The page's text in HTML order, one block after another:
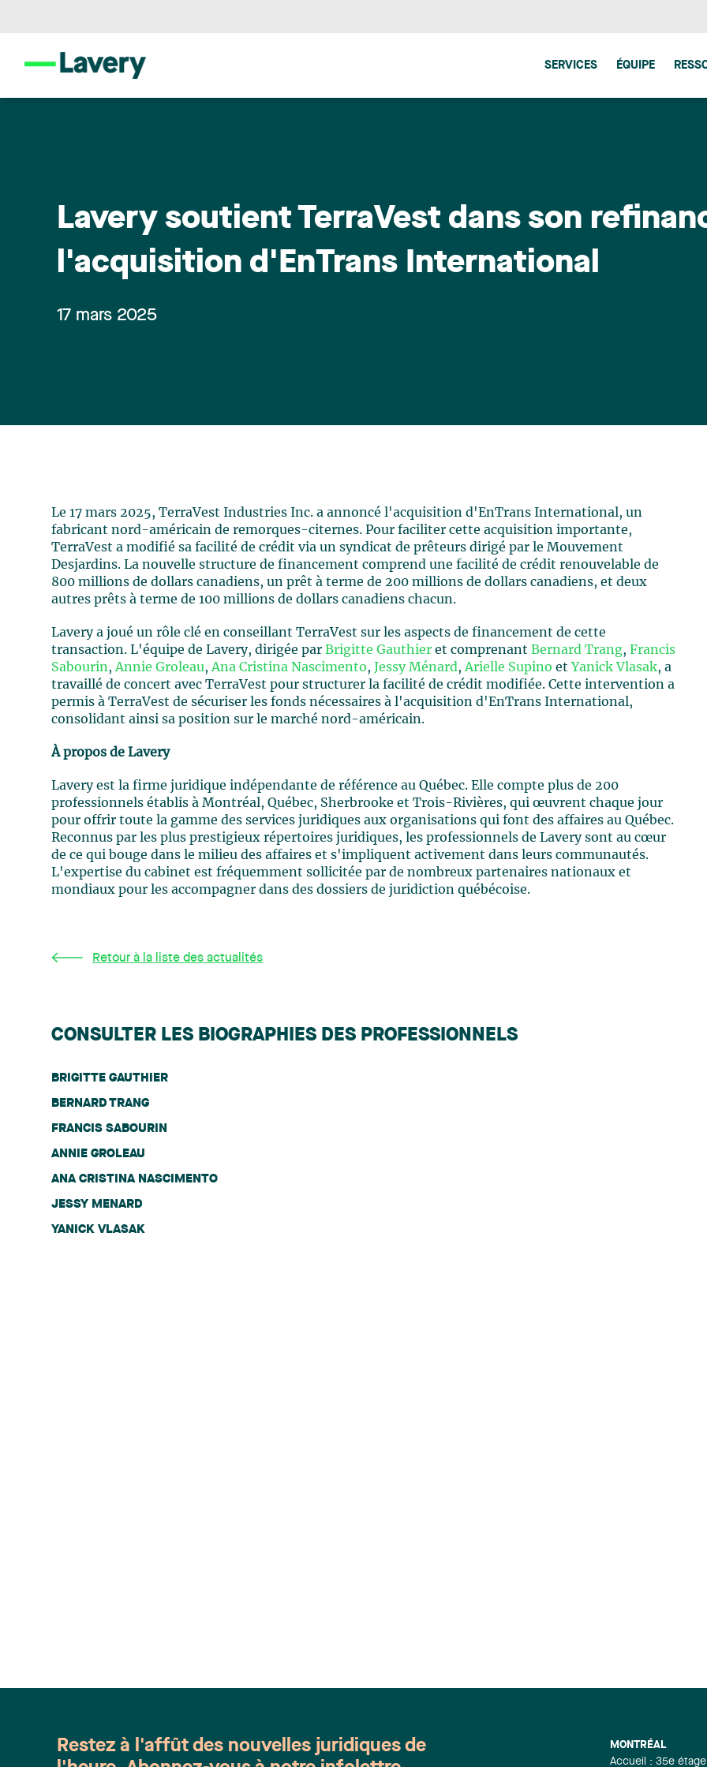
SERVICES ÉQUIPE
Lavery soutient TerraVest dans son
l'acquisition d'EnTrans International
17 mars 2025
Le 17 mars 2025, TerraVest Industries Inc. a annoncé l'acquisition d'EnTrans International, un
fabricant nord-américain de remorques-citernes. Pour faciliter cette acquisition importante,
TerraVest a modifié sa facilité de crédit via un syndicat de prêteurs dirigé par le Mouvement
Desjardins. La nouvelle structure de financement comprend une facilité de crédit renouvelable de
800 millions de dollars canadiens, un prêt à terme de 200 millions de dollars canadiens, et deux
autres prêts à terme de 100 millions de dollars canadiens chacun.
Lavery a joué un rôle clé en conseillant TerraVest sur les aspects de financement de cette
transaction. L'équipe de Lavery, dirigée par Brigitte Gauthier et comprenant Bernard Trang, Francis
Sabourin, Annie Groleau, Ana Cristina Nascimento, Jessy Ménard , Arielle Supino et Yanick Vlasak, a
travaillé de concert avec TerraVest pour structurer la facilité de crédit modifiée. Cette intervention a
permis à TerraVest de sécuriser les fonds nécessaires à l'acquisition d'EnTrans International,
consolidant ainsi sa position sur le marché nord-américain.
À propos de Lavery
Lavery est la firme juridique indépendante de référence au Québec. Elle compte plus de 200
professionnels établis à Montréal, Québec, Sherbrooke et Trois-Rivières, qui œuvrent chaque jour
pour offrir toute la gamme des services juridiques aux organisations qui font des affaires au Québec.
Reconnus par les plus prestigieux répertoires juridiques, les professionnels de Lavery sont au cœur
de ce qui bouge dans le milieu des affaires et s'impliquent activement dans leurs communautés.
L'expertise du cabinet est fréquemment sollicitée par de nombreux partenaires nationaux et
mondiaux pour les accompagner dans des dossiers de juridiction québécoise.
Retour à la liste des actualités
CONSULTER LES BIOGRAPHIES DES PROFESSIONNELS
BRIGITTE GAUTHIER
BERNARD TRANG
FRANCIS SABOURIN
ANNIE GROLEAU
ANA CRISTINA NASCIMENTO
JESSY MENARD
YANICK VLASAK
MONTRÉAL
Accueil : 35e étage
Restez à l'affût des nouvelles juridiques de